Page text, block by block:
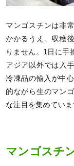
マンゴスチンは非
かかるうえ、収穫
りません。1日に手
アジア以外では入
冷凍品の輸入が中
的ながら生のマン
な注目を集めていま
マンゴスチ